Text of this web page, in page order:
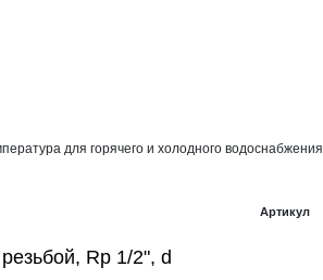
для горячего и холодного водоснабжения
Артикул
Rp 1/2", d